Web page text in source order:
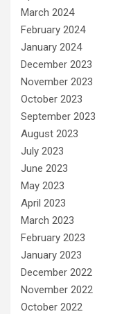
March 2024
February 2024
January 2024
December 2023
November 2023
October 2023
September 2023
August 2023
July 2023
June 2023
May 2023
April 2023
March 2023
February 2023
January 2023
December 2022
November 2022
October 2022